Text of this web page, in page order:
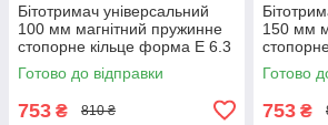
Бітотримач універсальний
100 мм магнітний пружинне
стопорне кільце форма E 6.3
Wiha 36092
Готово до відправки
753 ₴ 810 ₴
150 мм
Wiha
Готово
753 ₴